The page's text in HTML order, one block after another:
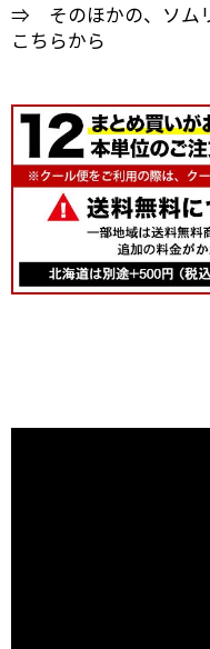
⇒ そのほかの、ソム
こちらから